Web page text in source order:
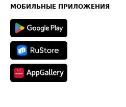
Техническая информация
МОБИЛЬНЫЕ ПРИЛОЖЕНИЯ